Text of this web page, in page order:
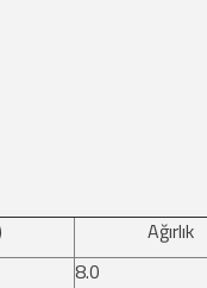
Ağırlık
8.0